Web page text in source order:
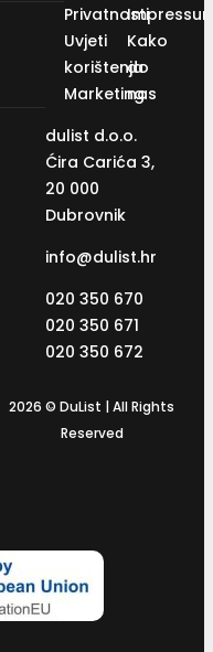
Privatnosti
Uvjeti
korištenja
Marketing
Kako
do
nas
dulist d.o.o.
Ćira Carića 3,
20 000
Dubrovnik
info@dulist.hr
020 350 670
020 350 671
020 350 672
2026 © DuList | All Rights
Reserved